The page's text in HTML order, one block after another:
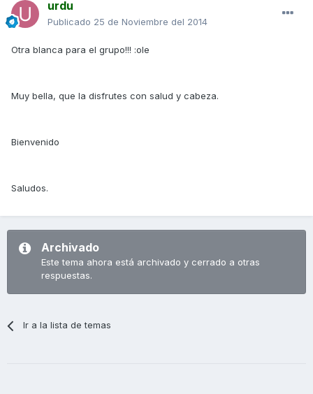
urdu
Publicado 25 de Noviembre del 2014
Otra blanca para el grupo!!! :ole
Muy bella, que la disfrutes con salud y cabeza.
Bienvenido
Saludos.
Archivado
Este tema ahora está archivado y cerrado a otras
respuestas.
Ir a la lista de temas